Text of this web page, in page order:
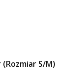
S/M)